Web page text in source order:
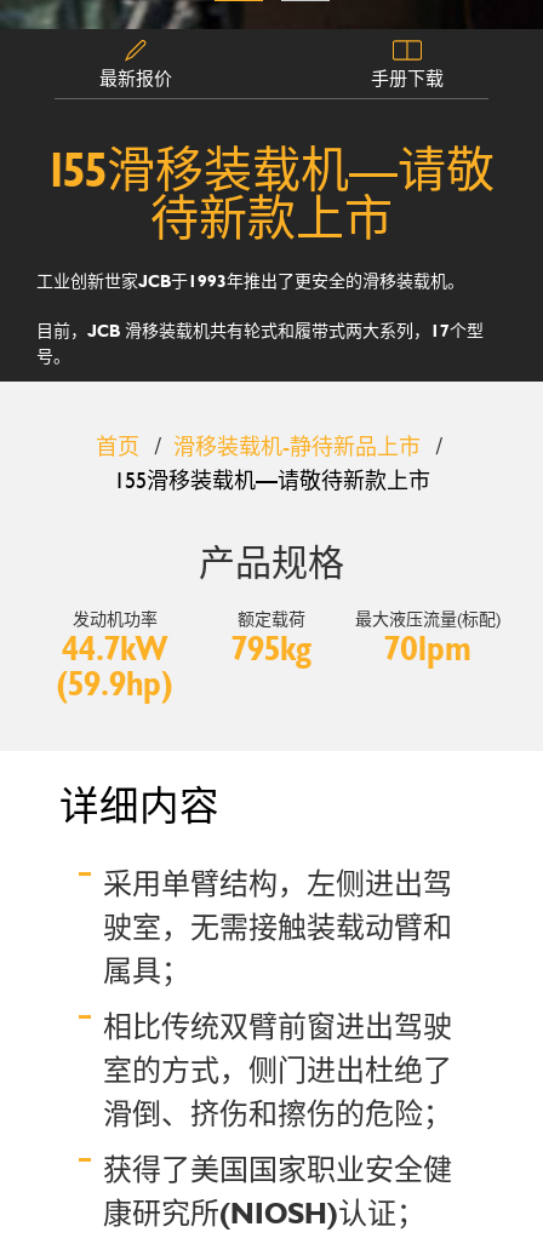
JCB 155滑移装载机
最新报价 手册下载
155滑移装载机—请敬
待新款上市
工业创新世家JCB于1993年推出了更安全的滑移装载机。
目前，JCB 滑移装载机共有轮式和履带式两大系列，17个型
号。
首页
滑移装载机-静待新品上市
155滑移装载机—请敬待新款上市
产品规格
发动机功率
44.7kW
(59.9hp)
额定载荷
795kg
最大液压流量(标配)
70lpm
详细内容
采用单臂结构，左侧进出驾
驶室，无需接触装载动臂和
属具；
相比传统双臂前窗进出驾驶
室的方式，侧门进出杜绝了
滑倒、挤伤和擦伤的危险；
获得了美国国家职业安全健
康研究所(NIOSH)认证；